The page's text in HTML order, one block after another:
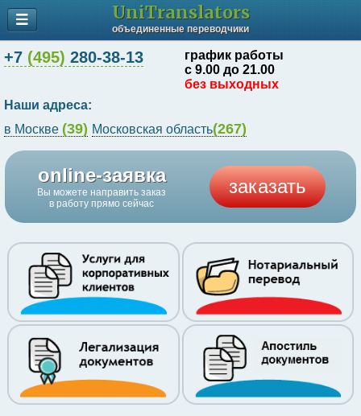
+7 (495) 280-38-13
график работы
с 9.00 до 21.00
без выходных
Наши адреса:
в Москве (39) Московская область(267)
online-заявка
Вы можете направить заказ
в работу прямо сейчас
заказать
UniTranslators
объединенные переводчики